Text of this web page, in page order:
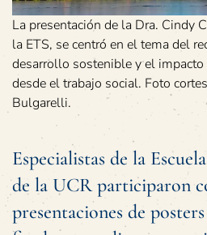
La presentación de la Dra. Cindy
la ETS, se centró en el tema del
desarrollo sostenible y el impacto
desde el trabajo social. Foto
Bulgarelli.
Especialistas de la
de la UCR participaron
presentaciones de